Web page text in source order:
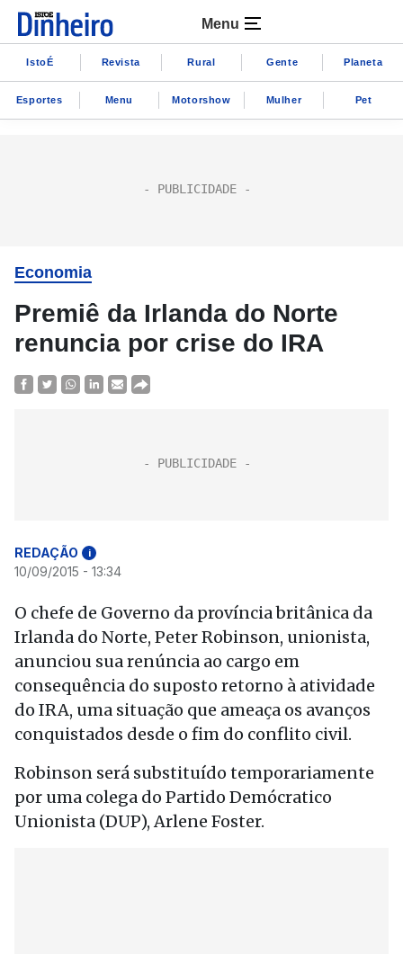
Menu
IstoÉ Revista Rural Gente Planeta
Esportes Menu Motorshow Mulher Pet
Economia
Premiê da Irlanda do Norte
renuncia por crise do IRA
REDAÇÃO i
10/09/2015 - 13:34
O chefe de Governo da província britânica da
Irlanda do Norte, Peter Robinson, unionista,
anunciou sua renúncia ao cargo em
consequência do suposto retorno à atividade
do IRA, uma situação que ameaça os avanços
conquistados desde o fim do conflito civil.
Robinson será substituído temporariamente
por uma colega do Partido Demócratico
Unionista (DUP), Arlene Foster.